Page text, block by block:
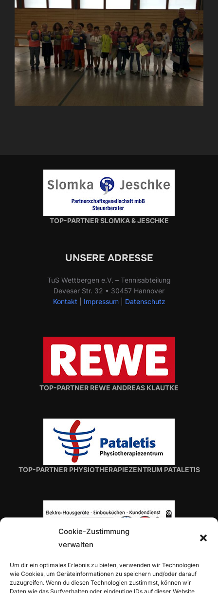
Cookie-Zustimmung
verwalten
Um dir ein optimales Erlebnis zu bieten, verwenden wir Technologien
wie Cookies, um Geräteinformationen zu speichern und/oder darauf
zuzugreifen. Wenn du diesen Technologien zustimmst, können wir
Daten wie das Surfverhalten oder eindeutige IDs auf dieser Website
TOP-PARTNER SLOMKA & JESCHKE
UNSERE ADRESSE
TuS Wettbergen e.V. – Tennisabteilung
Deveser Str. 32 • 30457 Hannover
Kontakt
Impressum| Datenschutz
TOP-PARTNER REWE ANDREAS KLAUTKE
TOP-PARTNER PHYSIOTHERAPIEZENTRUM PATALETIS